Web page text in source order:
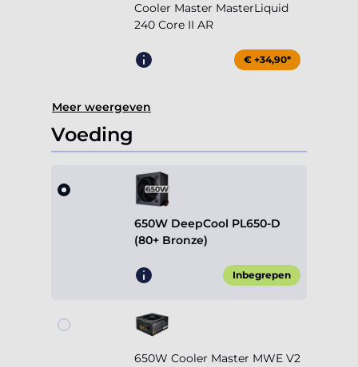
Cooler Master MasterLiquid
240 Core II AR
€ +34,90*
Meer weergeven
Voeding
650W DeepCool PL650-D
(80+ Bronze)
Inbegrepen
650W Cooler Master MWE V2